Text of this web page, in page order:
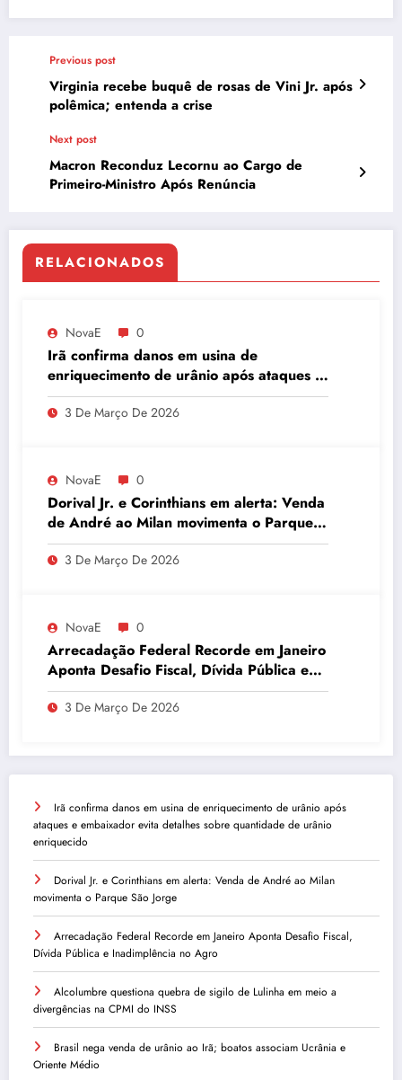
Previous post
Virginia recebe buquê de rosas de Vini Jr. após
polêmica; entenda a crise
Next post
Macron Reconduz Lecornu ao Cargo de
Primeiro-Ministro Após Renúncia
RELACIONADOS
NovaE 0
Irã confirma danos em usina de
enriquecimento de urânio após ataques e
embaixador evita detalhes sobre
quantidade de urânio enriquecido
3 De Março De 2026
NovaE 0
Dorival Jr. e Corinthians em alerta: Venda
de André ao Milan movimenta o Parque
São Jorge
3 De Março De 2026
NovaE 0
Arrecadação Federal Recorde em Janeiro
Aponta Desafio Fiscal, Dívida Pública e
Inadimplência no Agro
3 De Março De 2026
Irã confirma danos em usina de enriquecimento de urânio após
ataques e embaixador evita detalhes sobre quantidade de urânio
enriquecido
Dorival Jr. e Corinthians em alerta: Venda de André ao Milan
movimenta o Parque São Jorge
Arrecadação Federal Recorde em Janeiro Aponta Desafio Fiscal,
Dívida Pública e Inadimplência no Agro
Alcolumbre questiona quebra de sigilo de Lulinha em meio a
divergências na CPMI do INSS
Brasil nega venda de urânio ao Irã; boatos associam Ucrânia e
Oriente Médio